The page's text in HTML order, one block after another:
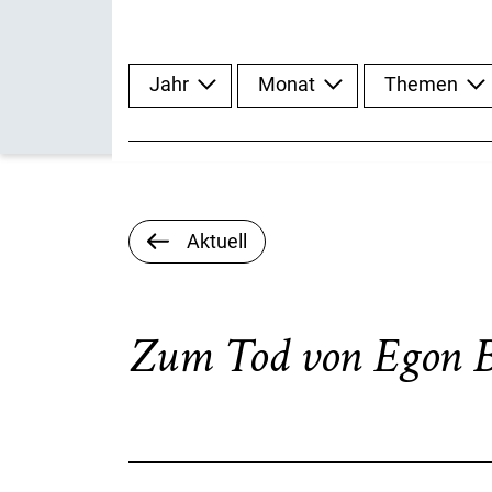
Aktuell
Zum Tod von Egon
Jahr Monat Themen